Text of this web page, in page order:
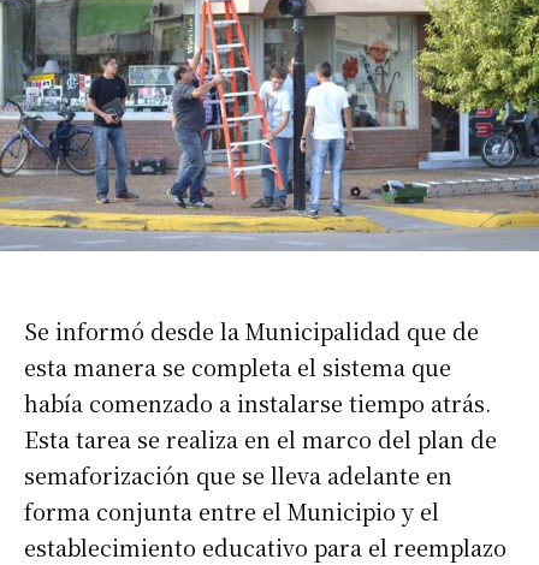
Se informó desde la Municipalidad que de
esta manera se completa el sistema que
había comenzado a instalarse tiempo atrás.
Esta tarea se realiza en el marco del plan de
semaforización que se lleva adelante en
forma conjunta entre el Municipio y el
establecimiento educativo para el reemplazo